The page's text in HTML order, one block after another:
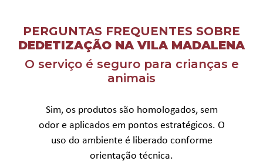
PERGUNTAS FREQUENTES SOBRE
DEDETIZAÇÃO NA VILA MADALENA
O serviço é seguro para crianças e
animais
Sim, os produtos são homologados, sem
odor e aplicados em pontos estratégicos. O
uso do ambiente é liberado conforme
orientação técnica.